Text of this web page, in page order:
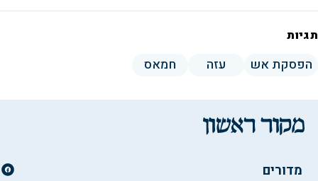
תגיות
הפסקת אש עזה חמאס
מדורים